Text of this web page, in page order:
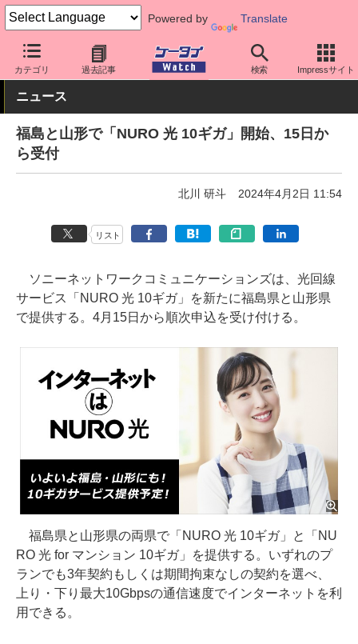
Powered by Translate
カテゴリ 過去記事 検索 Impressサイト
ケータイ Watch 格安スマホ/格安SIM 格安SIM/MVNO その他
ニュース
福島と山形で「NURO 光 10ギガ」開始、15日か
ら受付
北川 研斗 2024年4月2日 11:54
リスト
ソニーネットワークコミュニケーションズは、光回線
サービス「NURO 光 10ギガ」を新たに福島県と山形県
で提供する。4月15日から順次申込を受け付ける。
福島県と山形県の両県で「NURO 光 10ギガ」と「NU
RO 光 for マンション 10ギガ」を提供する。いずれのプ
ランでも3年契約もしくは期間拘束なしの契約を選べ、
上り・下り最大10Gbpsの通信速度でインターネットを利
用できる。